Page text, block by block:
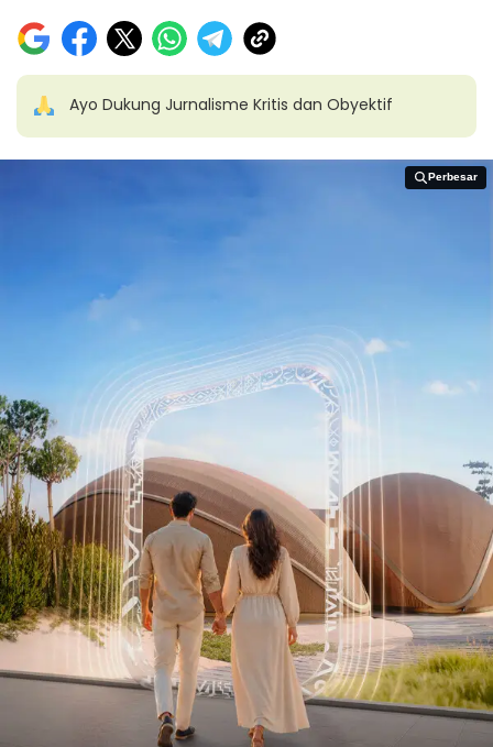
Ayo Dukung Jurnalisme Kritis dan Obyektif
Perbesar
Perbesar